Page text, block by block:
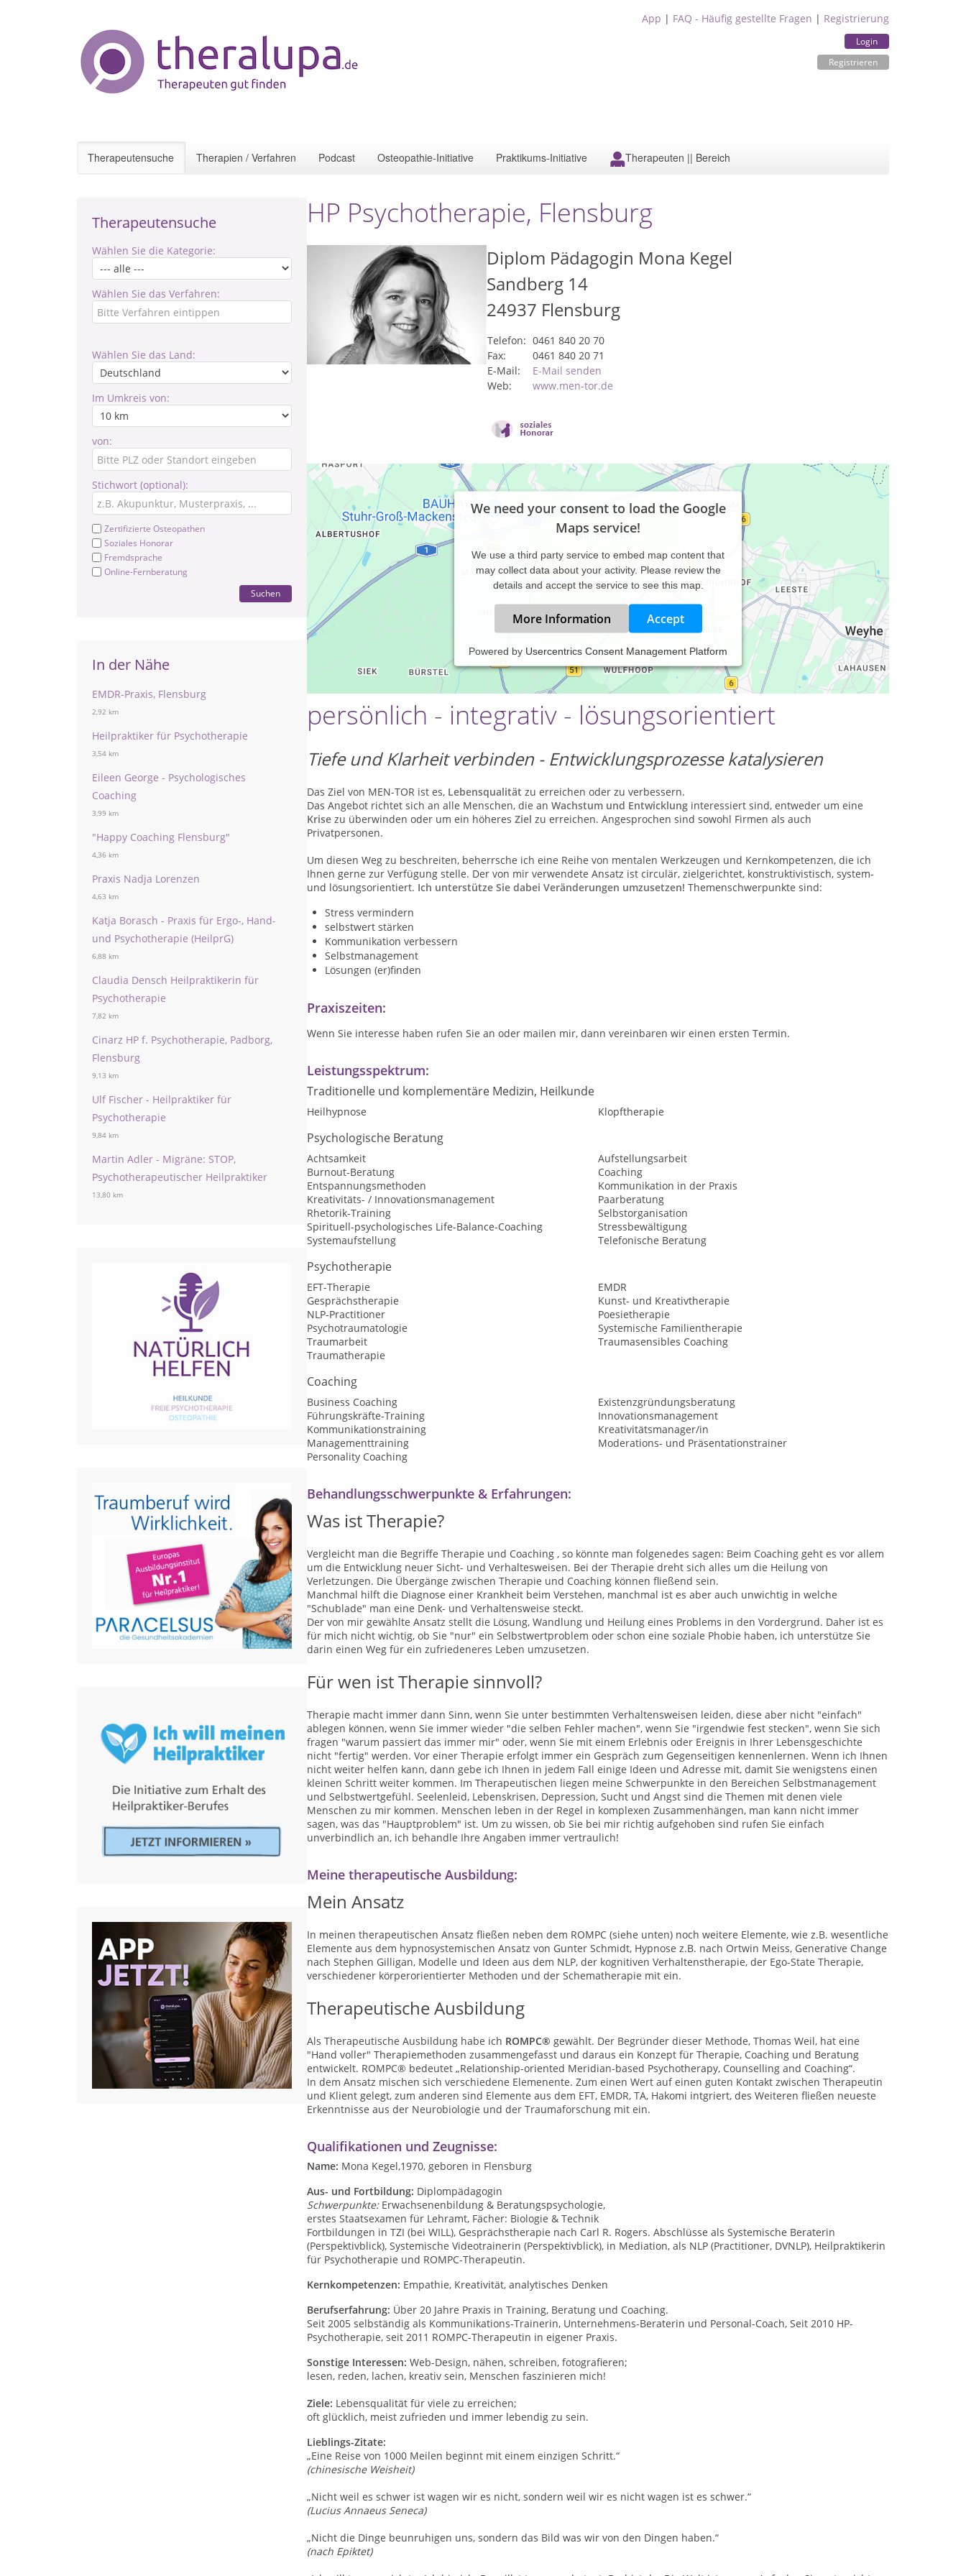
App | FAQ - Häufig gestellte Fragen | Registrierung
Login
Registrieren
Therapeutensuche Therapien / Verfahren Podcast Osteopathie-Initiative Praktikums-Initiative Therapeuten || Bereich
Therapeutensuche
Wählen Sie die Kategorie:
Wählen Sie das Verfahren:
Wählen Sie das Land:
Im Umkreis von:
von:
Stichwort (optional):
Zertifizierte Osteopathen
Soziales Honorar
Fremdsprache
Online-Fernberatung
Suchen
In der Nähe
EMDR-Praxis, Flensburg
2,92 km
Heilpraktiker für Psychotherapie
3,54 km
Eileen George - Psychologisches
Coaching
3,99 km
"Happy Coaching Flensburg"
4,36 km
Praxis Nadja Lorenzen
4,63 km
Katja Borasch - Praxis für Ergo-, Hand-
und Psychotherapie (HeilprG)
6,88 km
Claudia Densch Heilpraktikerin für
Psychotherapie
7,82 km
Cinarz HP f. Psychotherapie, Padborg,
Flensburg
9,13 km
Ulf Fischer - Heilpraktiker für
Psychotherapie
9,84 km
Martin Adler - Migräne: STOP,
Psychotherapeutischer Heilpraktiker
13,80 km
HP Psychotherapie, Flensburg
Diplom Pädagogin Mona Kegel
Sandberg 14
24937 Flensburg
Telefon: 0461 840 20 70
Fax:
0461 840 20 71
E-Mail:
E-Mail senden
Web:
www.men-tor.de
We need your consent to load the Google
Maps service!
We use a third party service to embed map content that
may collect data about your activity. Please review the
details and accept the service to see this map.
More Information Accept
Powered by Usercentrics Consent Management Platform
persönlich - integrativ - lösungsorientiert
Tiefe und Klarheit verbinden - Entwicklungsprozesse katalysieren
Das Ziel von MEN-TOR ist es, Lebensqualität zu erreichen oder zu verbessern.
Das Angebot richtet sich an alle Menschen, die an Wachstum und Entwicklung interessiert sind, entweder um eine
Krise zu überwinden oder um ein höheres Ziel zu erreichen. Angesprochen sind sowohl Firmen als auch
Privatpersonen.
Um diesen Weg zu beschreiten, beherrsche ich eine Reihe von mentalen Werkzeugen und Kernkompetenzen, die ich
Ihnen gerne zur Verfügung stelle. Der von mir verwendete Ansatz ist circulär, zielgerichtet, konstruktivistisch, system-
und lösungsorientiert. Ich unterstütze Sie dabei Veränderungen umzusetzen! Themenschwerpunkte sind:
Stress vermindern
selbstwert stärken
Kommunikation verbessern
Selbstmanagement
Lösungen (er)finden
Praxiszeiten:
Wenn Sie interesse haben rufen Sie an oder mailen mir, dann vereinbaren wir einen ersten Termin.
Leistungsspektrum:
Traditionelle und komplementäre Medizin, Heilkunde
Heilhypnose Klopftherapie
Psychologische Beratung
Achtsamkeit
Aufstellungsarbeit
Burnout-Beratung
Coaching
Entspannungsmethoden
Kommunikation in der Praxis
Kreativitäts- / Innovationsmanagement
Paarberatung
Rhetorik-Training
Selbstorganisation
Spirituell-psychologisches Life-Balance-Coaching
Stressbewältigung
Systemaufstellung
Telefonische Beratung
Psychotherapie
EFT-Therapie
EMDR
Gesprächstherapie
Kunst- und Kreativtherapie
NLP-Practitioner
Poesietherapie
Psychotraumatologie
Systemische Familientherapie
Traumarbeit
Traumasensibles Coaching
Traumatherapie
Coaching
Business Coaching
Existenzgründungsberatung
Führungskräfte-Training
Innovationsmanagement
Kommunikationstraining
Kreativitätsmanager/in
Managementtraining
Moderations- und Präsentationstrainer
Personality Coaching
Behandlungsschwerpunkte & Erfahrungen:
Was ist Therapie?
Vergleicht man die Begriffe Therapie und Coaching , so könnte man folgenedes sagen: Beim Coaching geht es vor allem
um die Entwicklung neuer Sicht- und Verhaltesweisen. Bei der Therapie dreht sich alles um die Heilung von
Verletzungen. Die Übergänge zwischen Therapie und Coaching können fließend sein.
Manchmal hilft die Diagnose einer Krankheit beim Verstehen, manchmal ist es aber auch unwichtig in welche
"Schublade" man eine Denk- und Verhaltensweise steckt.
Der von mir gewählte Ansatz stellt die Lösung, Wandlung und Heilung eines Problems in den Vordergrund. Daher ist es
für mich nicht wichtig, ob Sie "nur" ein Selbstwertproblem oder schon eine soziale Phobie haben, ich unterstütze Sie
darin einen Weg für ein zufriedeneres Leben umzusetzen.
Für wen ist Therapie sinnvoll?
Therapie macht immer dann Sinn, wenn Sie unter bestimmten Verhaltensweisen leiden, diese aber nicht "einfach"
ablegen können, wenn Sie immer wieder "die selben Fehler machen", wenn Sie "irgendwie fest stecken", wenn Sie sich
fragen "warum passiert das immer mir" oder, wenn Sie mit einem Erlebnis oder Ereignis in Ihrer Lebensgeschichte
nicht "fertig" werden. Vor einer Therapie erfolgt immer ein Gespräch zum Gegenseitigen kennenlernen. Wenn ich Ihnen
nicht weiter helfen kann, dann gebe ich Ihnen in jedem Fall einige Ideen und Adresse mit, damit Sie wenigstens einen
kleinen Schritt weiter kommen. Im Therapeutischen liegen meine Schwerpunkte in den Bereichen Selbstmanagement
und Selbstwertgefühl. Seelenleid, Lebenskrisen, Depression, Sucht und Angst sind die Themen mit denen viele
Menschen zu mir kommen. Menschen leben in der Regel in komplexen Zusammenhängen, man kann nicht immer
sagen, was das "Hauptproblem" ist. Um zu wissen, ob Sie bei mir richtig aufgehoben sind rufen Sie einfach
unverbindlich an, ich behandle Ihre Angaben immer vertraulich!
Meine therapeutische Ausbildung:
Mein Ansatz
In meinen therapeutischen Ansatz fließen neben dem ROMPC (siehe unten) noch weitere Elemente, wie z.B. wesentliche
Elemente aus dem hypnosystemischen Ansatz von Gunter Schmidt, Hypnose z.B. nach Ortwin Meiss, Generative Change
nach Stephen Gilligan, Modelle und Ideen aus dem NLP, der kognitiven Verhaltenstherapie, der Ego-State Therapie,
verschiedener körperorientierter Methoden und der Schematherapie mit ein.
Therapeutische Ausbildung
Als Therapeutische Ausbildung habe ich ROMPC® gewählt. Der Begründer dieser Methode, Thomas Weil, hat eine
"Hand voller" Therapiemethoden zusammengefasst und daraus ein Konzept für Therapie, Coaching und Beratung
entwickelt. ROMPC® bedeutet „Relationship-oriented Meridian-based Psychotherapy, Counselling and Coaching“.
In dem Ansatz mischen sich verschiedene Elemenente. Zum einen Wert auf einen guten Kontakt zwischen Therapeutin
und Klient gelegt, zum anderen sind Elemente aus dem EFT, EMDR, TA, Hakomi intgriert, des Weiteren fließen neueste
Erkenntnisse aus der Neurobiologie und der Traumaforschung mit ein.
Qualifikationen und Zeugnisse:
Name: Mona Kegel,1970, geboren in Flensburg
Aus- und Fortbildung: Diplompädagogin
Schwerpunkte:Erwachsenenbildung & Beratungspsychologie,
erstes Staatsexamen für Lehramt, Fächer: Biologie & Technik
Fortbildungen in TZI (bei WILL), Gesprächstherapie nach Carl R. Rogers. Abschlüsse als Systemische Beraterin
(Perspektivblick), Systemische Videotrainerin (Perspektivblick), in Mediation, als NLP (Practitioner, DVNLP), Heilpraktikerin
für Psychotherapie und ROMPC-Therapeutin.
Kernkompetenzen: Empathie, Kreativität, analytisches Denken
Berufserfahrung: Über 20 Jahre Praxis in Training, Beratung und Coaching.
Seit 2005 selbständig als Kommunikations-Trainerin, Unternehmens-Beraterin und Personal-Coach, Seit 2010 HP-
Psychotherapie, seit 2011 ROMPC-Therapeutin in eigener Praxis.
Sonstige Interessen: Web-Design, nähen, schreiben, fotografieren;
lesen, reden, lachen, kreativ sein, Menschen faszinieren mich!
Ziele: Lebensqualität für viele zu erreichen;
oft glücklich, meist zufrieden und immer lebendig zu sein.
Lieblings-Zitate:
„Eine Reise von 1000 Meilen beginnt mit einem einzigen Schritt.“
(chinesische Weisheit)
„Nicht weil es schwer ist wagen wir es nicht, sondern weil wir es nicht wagen ist es schwer.“
(Lucius Annaeus Seneca)
„Nicht die Dinge beunruhigen uns, sondern das Bild was wir von den Dingen haben.“
(nach Epiktet)